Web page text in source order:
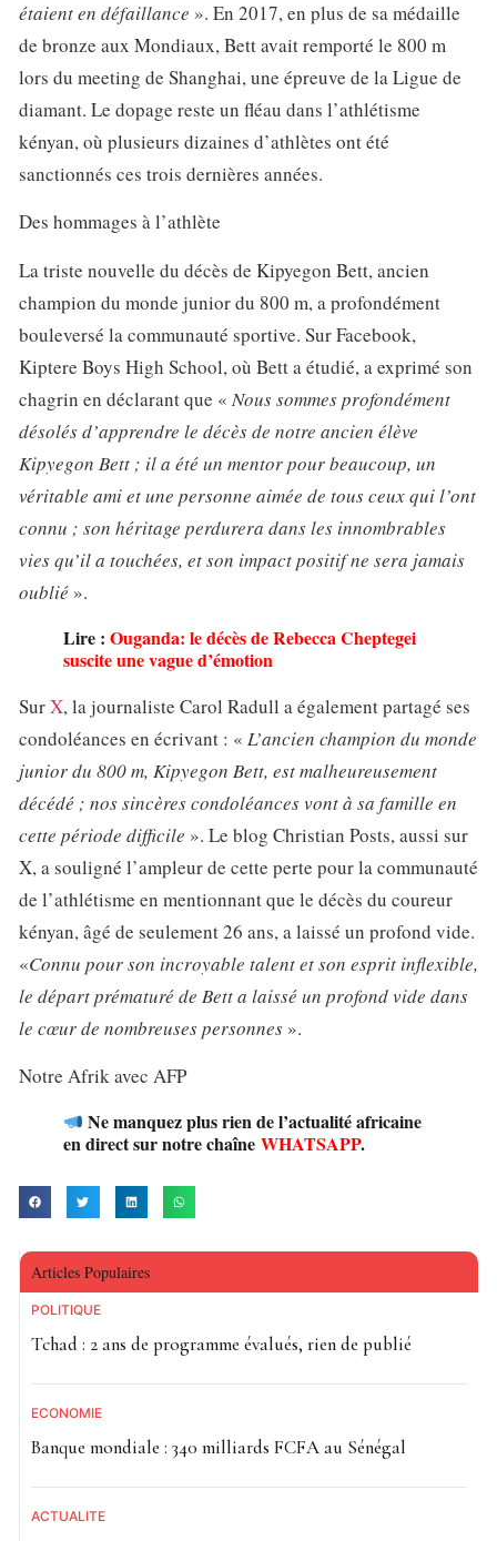
étaient en défaillance ». En 2017, en plus de sa médaille
de bronze aux Mondiaux, Bett avait remporté le 800 m
lors du meeting de Shanghai, une épreuve de la Ligue de
diamant. Le dopage reste un fléau dans l’athlétisme
kényan, où plusieurs dizaines d’athlètes ont été
sanctionnés ces trois dernières années.
Des hommages à l’athlète
La triste nouvelle du décès de Kipyegon Bett, ancien
champion du monde junior du 800 m, a profondément
bouleversé la communauté sportive. Sur Facebook,
Kiptere Boys High School, où Bett a étudié, a exprimé son
chagrin en déclarant que « Nous sommes profondément
désolés d’apprendre le décès de notre ancien élève
Kipyegon Bett ; il a été un mentor pour beaucoup, un
véritable ami et une personne aimée de tous ceux qui l’ont
connu ; son héritage perdurera dans les innombrables
vies qu’il a touchées, et son impact positif ne sera jamais
oublié ».
Lire : Ouganda: le décès de Rebecca Cheptegei
suscite une vague d’émotion
SurX, la journaliste Carol Radull a également partagé ses
condoléances en écrivant : « L’ancien champion du monde
junior du 800 m, Kipyegon Bett, est malheureusement
décédé ; nos sincères condoléances vont à sa famille en
cette période difficile ». Le blog Christian Posts, aussi sur
X, a souligné l’ampleur de cette perte pour la communauté
de l’athlétisme en mentionnant que le décès du coureur
kényan, âgé de seulement 26 ans, a laissé un profond vide.
«Connu pour son incroyable talent et son esprit inflexible,
le départ prématuré de Bett a laissé un profond vide dans
le cœur de nombreuses personnes ».
Notre Afrik avec AFP
Ne manquez plus rien de l’actualité africaine
en direct sur notre chaîne WHATSAPP.
Articles Populaires
POLITIQUE
Tchad : 2 ans de programme évalués, rien de publié
ECONOMIE
Banque mondiale : 340 milliards FCFA au Sénégal
ACTUALITE